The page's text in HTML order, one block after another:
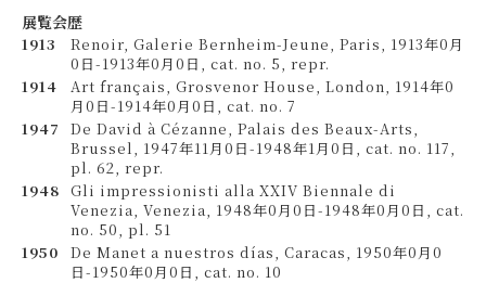
展覧会歴
1913
Renoir, Galerie Bernheim-Jeune, Paris, 1913年0月
0日-1913年0月0日, cat. no. 5, repr.
1914
Art français, Grosvenor House, London, 1914年0
月0日-1914年0月0日, cat. no. 7
1947
De David à Cézanne, Palais des Beaux-Arts,
Brussel, 1947年11月0日-1948年1月0日, cat. no. 117,
pl. 62, repr.
1948 Gli impressionisti alla XXIV Biennale di
Venezia, Venezia, 1948年0月0日-1948年0月0日, cat.
no. 50, pl. 51
1950
De Manet a nuestros días, Caracas, 1950年0月0
日-1950年0月0日, cat. no. 10